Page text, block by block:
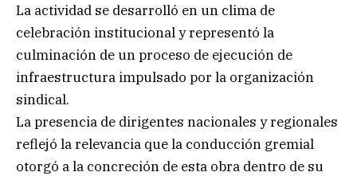
La actividad se desarrolló en un clima de
celebración institucional y representó la
culminación de un proceso de ejecución de
infraestructura impulsado por la organización
sindical.
La presencia de dirigentes nacionales y regionales
reflejó la relevancia que la conducción gremial
otorgó a la concreción de esta obra dentro de su